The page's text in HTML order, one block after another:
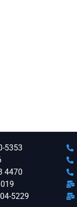
5353
4470
5229